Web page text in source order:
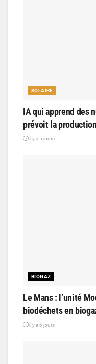
SOLAIRE
IA qui apprend des
prévoit la
il y a 5 jours
BIOGAZ
Le Mans : l’unité
biodéchets en
il y a 6 jours